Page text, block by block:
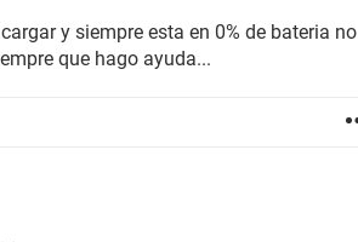
y siempre esta en 0% de bateria no
que hago ayuda...